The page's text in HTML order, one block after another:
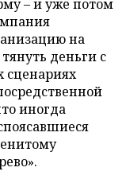
–и уже потом
на
деньги с
сценариях
иногда